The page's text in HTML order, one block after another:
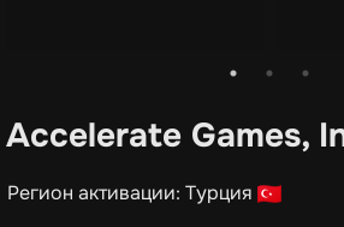
Accelerate Games,
Регион активации: Турция